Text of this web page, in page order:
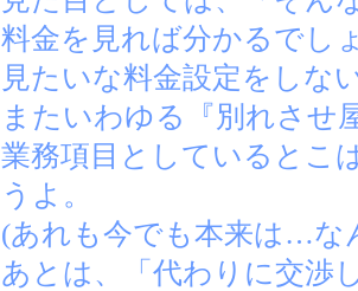
料金を見れば分かるでし
見たいな料金設定をし
またいわゆる『別れさせ
業務項目としているとこ
うよ。
(あれも今でも本来は…
あとは、「代わりに交渉